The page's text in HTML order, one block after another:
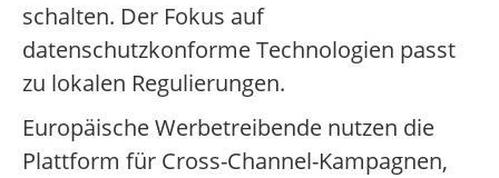
schalten. Der Fokus auf
datenschutzkonforme Technologien passt
zu lokalen Regulierungen.
Europäische Werbetreibende nutzen die
Plattform für Cross-Channel-Kampagnen,